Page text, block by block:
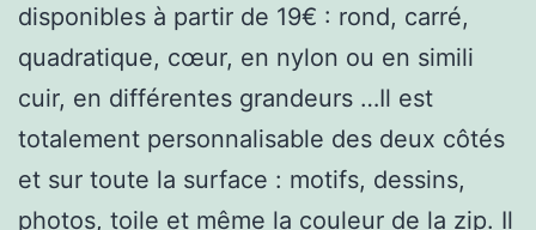
disponibles à partir de 19€ : rond, carré,
quadratique, cœur, en nylon ou en simili
cuir, en différentes grandeurs …Il est
totalement personnalisable des deux côtés
et sur toute la surface : motifs, dessins,
photos, toile et même la couleur de la zip. Il